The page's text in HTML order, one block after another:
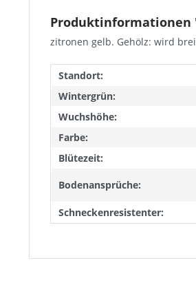
Produktinformationen
zitronen gelb. Gehölz: wird
Standort:
Wintergrün:
Wuchshöhe:
Farbe:
Blütezeit:
Bodenansprüche:
Schneckenresistenter: